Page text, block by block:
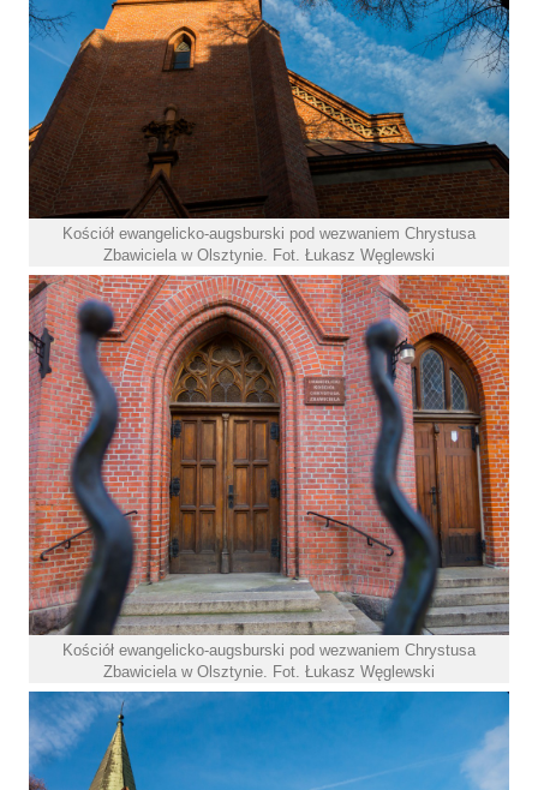
Kościół ewangelicko-augsburski pod wezwaniem Chrystusa
Zbawiciela w Olsztynie. Fot. Łukasz Węglewski
Kościół ewangelicko-augsburski pod wezwaniem Chrystusa
Zbawiciela w Olsztynie. Fot. Łukasz Węglewski